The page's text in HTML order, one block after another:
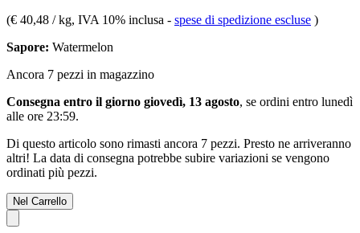
(€ 40,48 / kg, IVA 10% inclusa - spese di spedizione escluse )
Sapore: Watermelon
Ancora 7 pezzi in magazzino
Consegna entro il giorno giovedì, 13 agosto, se ordini entro lunedì
alle ore 23:59.
Di questo articolo sono rimasti ancora 7 pezzi. Presto ne arriveranno
altri! La data di consegna potrebbe subire variazioni se vengono
ordinati più pezzi.
Nel Carrello